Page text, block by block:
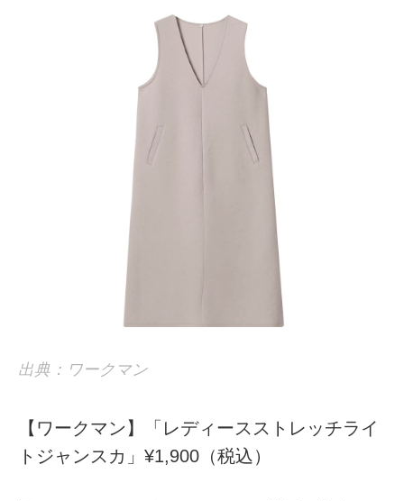
出典：ワークマン
【ワークマン】「レディースストレッチライ
トジャンスカ」¥1,900（税込）